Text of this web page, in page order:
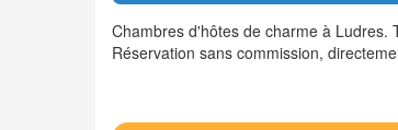
Chambres d'hôtes de charme à Ludres.
Réservation sans commission,